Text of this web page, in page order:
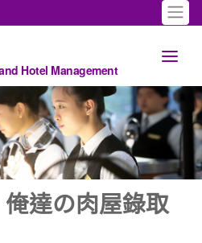
Hotel Management
俺達の肉屋錄取